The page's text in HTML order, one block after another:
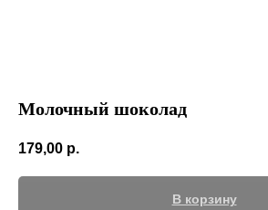
Молочный шоколад
179,00 р.
В корзину